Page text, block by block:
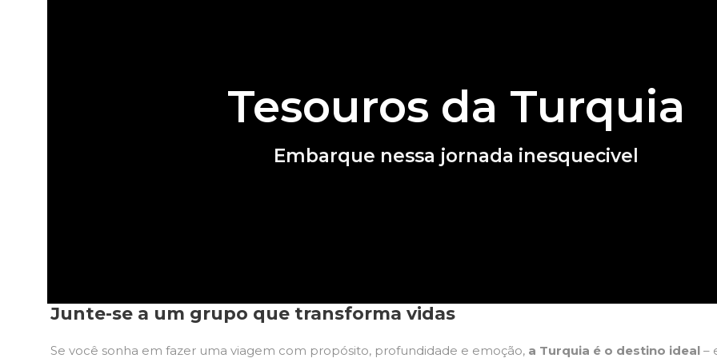
Tesouros da Turquia
Embarque nessa jornada inesquecivel
Junte-se a um grupo que transforma vidas
Se você sonha em fazer uma viagem com propósito, profundidade e emoção, a Turquia é o destino ideal –